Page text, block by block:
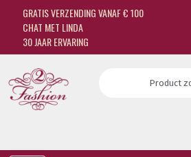
GRATIS VERZENDING VANAF € 100
CHAT MET LINDA
30 JAAR ERVARING